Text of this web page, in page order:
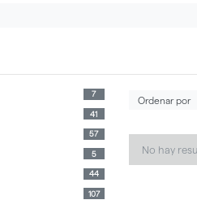
7
41
57
5
44
107
No hay